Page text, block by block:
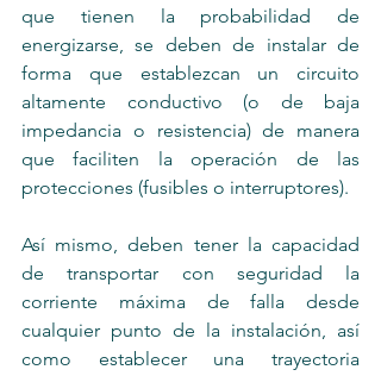
que tienen la probabilidad de
energizarse, se deben de instalar de
forma que establezcan un circuito
altamente conductivo (o de baja
impedancia o resistencia) de manera
que faciliten la operación de las
protecciones (fusibles o interruptores).
Así mismo, deben tener la capacidad
de transportar con seguridad la
corriente máxima de falla desde
cualquier punto de la instalación, así
como establecer una trayectoria